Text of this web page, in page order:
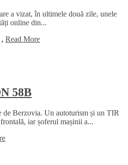
a vizat, în ultimele două zile, unele
online din...
, Read More
58B
de Berzovia. Un autoturism și un TIR
iar șoferul mașinii a...